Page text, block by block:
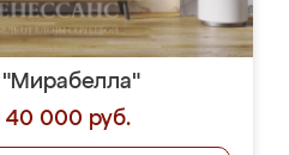
"Мирабелла"
40 000 руб.